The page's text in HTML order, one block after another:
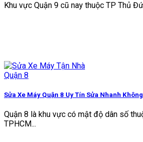
Khu vực Quận 9 cũ nay thuộc TP Thủ
Sửa Xe Máy Quận 8 Uy Tín Sửa Nhanh
Quận 8 là khu vực có mật độ dân số
TPHCM...